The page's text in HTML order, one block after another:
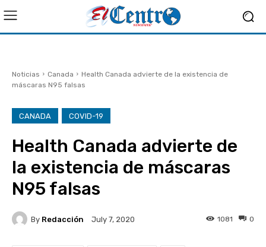
Noticias Canada
Health Canada advierte de la existencia de
máscaras N95 falsas
CANADA COVID-19
Health Canada advierte de
la existencia de máscaras
N95 falsas
By Redacción July 7, 2020 0
1081